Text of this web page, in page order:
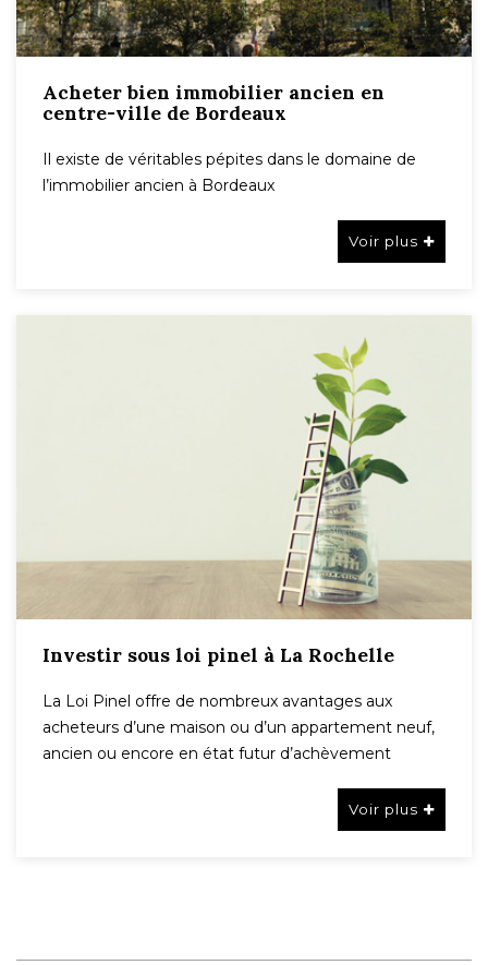
Acheter bien immobilier ancien en
centre-ville de Bordeaux
Il existe de véritables pépites dans le domaine de
l’immobilier ancien à Bordeaux
Voir plus
Investir sous loi pinel à La Rochelle
La Loi Pinel offre de nombreux avantages aux
acheteurs d’une maison ou d’un appartement neuf,
ancien ou encore en état futur d’achèvement
Voir plus